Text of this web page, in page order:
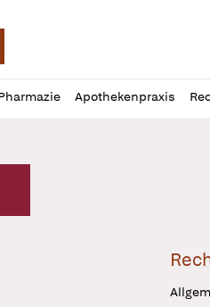
Apothekenpraxis
Verlag Logo